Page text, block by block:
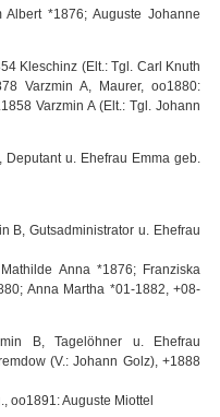
*1876; Auguste Johanne
Kleschinz (Elt.: Tgl. Carl Knuth
Varzmin A, Maurer, oo1880:
Varzmin A (Elt.: Tgl. Johann
Deputant u. Ehefrau Emma geb.
B, Gutsadministrator u. Ehefrau
Anna *1876; Franziska
Anna Martha *01-1882, +08-
B, Tagelöhner u. Ehefrau
(V.: Johann Golz), +1888
oo1891: Auguste Miottel